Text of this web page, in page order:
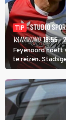
TIP
STUDIO
VANAVOND 18:55 -
Feyenoord hoeft
te reizen.
verderop.
KVC Westerlo uit